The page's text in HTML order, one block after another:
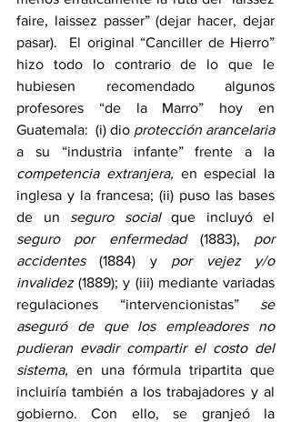
faire, laissez passer” (dejar hacer, dejar
pasar).  El original “Canciller de Hierro”
hizo todo lo contrario de lo que le
hubiesen recomendado algunos
profesores “de la Marro” hoy en
Guatemala:  (i) dio protección arancelaria
competencia extranjera, en especial la
inglesa y la francesa; (ii) puso las bases
de un seguro social
seguro por enfermedad (1883), por
accidentes (1884) y por vejez y/o
invalidez (1889); y (iii) mediante variadas
regulaciones “intervencionistas” se
aseguró de que los empleadores no
pudieran evadir compartir el costo del
sistema, en una fórmula tripartita que
incluiría también a los trabajadores y al
gobierno. Con ello, se granjeó la